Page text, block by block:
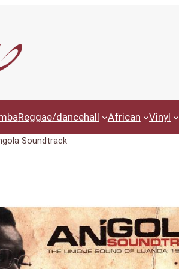
Reggae/dancehall African Vinyl
Soundtrack